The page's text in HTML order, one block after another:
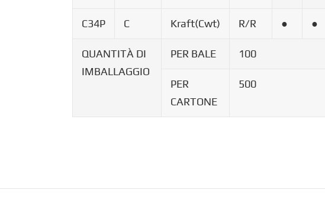
C34P C Kraft(Cwt) R/R ● ●
QUANTITÀ DI
IMBALLAGGIO
PER BALE 100
PER
CARTONE
500